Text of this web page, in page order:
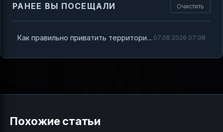
РАНЕЕ ВЫ ПОСЕЩАЛИ Очистить
Как правильно приватить территорию в Minecraft на сервере 07.08.2026 07:08
Похожие статьи